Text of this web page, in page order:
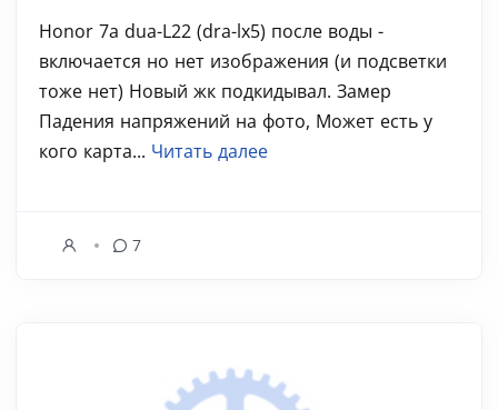
Honor 7a dua-L22 (dra-lx5) после воды -
включается но нет изображения (и подсветки
тоже нет) Новый жк подкидывал. Замер
Падения напряжений на фото, Может есть у
кого карта... Читать далее
7